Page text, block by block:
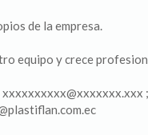
de la empresa.
equipo y crece
xxxxxxxxxx@xxxxxxx.xxx ;